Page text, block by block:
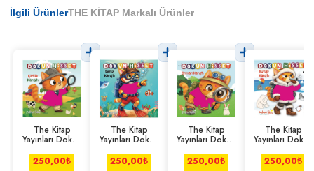
İlgili ÜrünlerTHE KİTAP Markalı Ürünler
The Kitap
Yayınları Dokun
Karıştı
250,00₺
The Kitap
Yayınları Dokun
Karıştı
250,00₺
The Kitap
Yayınları Dokun
Karıştı
250,00₺
The Kitap
Yayınları Dokun
Karıştı
250,00₺